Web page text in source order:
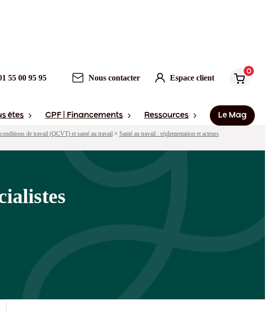
55 00 95 95 Nous contacter Espace client
0
êtes CPF | Financements Ressources Le Mag
de travail (QCVT) et santé au travail> Santé au travail : réglementation et acteurs